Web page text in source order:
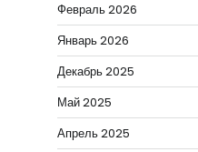
Февраль 2026
Январь 2026
Декабрь 2025
Май 2025
Апрель 2025